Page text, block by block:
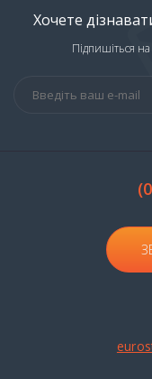
Хочете
Підпишіться